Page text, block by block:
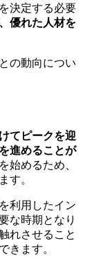
決定する必要
優れた人材を
の動向につい
てピークを迎
進めることが
始めるため、
す。
利用したイン
な時期となり
れさせること
きます。